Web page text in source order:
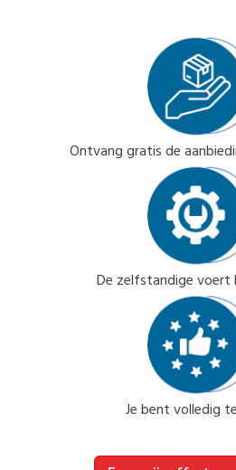
Ontvang gratis de
De zelfstandige voert
Je bent volledig